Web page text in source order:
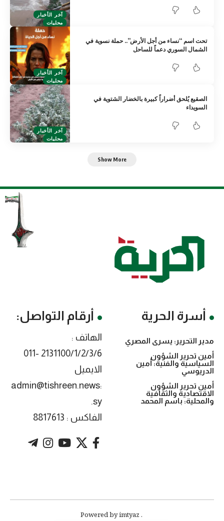
آخر الأخبار
محليات
آخر الأخبار
محليات
تحت اسم “نساء من أجل الأرض”.. حملة نسوية في
الشمال السوري دعماً للساحل
آخر الأخبار
محليات
الصقيع يُلحق أضراراً كبيرة بالخضار الشتوية في
السويداء
Show More
أسرة الحرية
مدير التحرير: يسرى المصري
أمين تحرير الشؤون
السياسية والفنية: أمين
الدريوسي
أمين تحرير الشؤون
الاقتصادية والثقافية
والمحلية: باسم المحمد
أرقام التواصل:
الهاتف :
2131100/1/2/3/6 -011
الايميل
:admin@tishreen.news
.sy
الفاكس : 8817613
. Powered by imtyaz